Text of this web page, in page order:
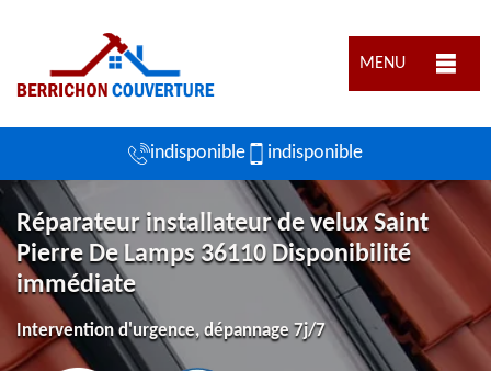
MENU
indisponible indisponible
Réparateur installateur de velux Saint
Pierre De Lamps 36110 Disponibilité
immédiate
Intervention d'urgence, dépannage 7j/7